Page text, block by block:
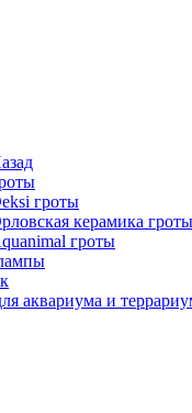
гроты
керамика гроты
гроты
аквариума и